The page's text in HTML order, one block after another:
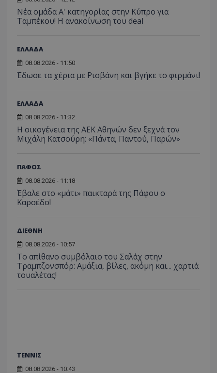
Νέα ομάδα Α' κατηγορίας στην Κύπρο για
Ταμπέκου! Η ανακοίνωση του deal
ΕΛΛΑΔΑ
08.08.2026 - 11:50
Έδωσε τα χέρια με Ρισβάνη και βγήκε το φιρμάνι!
ΕΛΛΑΔΑ
08.08.2026 - 11:32
Η οικογένεια της ΑΕΚ Αθηνών δεν ξεχνά τον
Μιχάλη Κατσούρη: «Πάντα, Παντού, Παρών»
ΠΑΦΟΣ
08.08.2026 - 11:18
Έβαλε στο «μάτι» παικταρά της Πάφου ο
Καρσέδο!
ΔΙΕΘΝΗ
08.08.2026 - 10:57
Το απίθανο συμβόλαιο του Σαλάχ στην
Τραμπζονσπόρ: Αμάξια, βίλες, ακόμη και... χαρτιά
τουαλέτας!
ΤΕΝΝΙΣ
08.08.2026 - 10:43